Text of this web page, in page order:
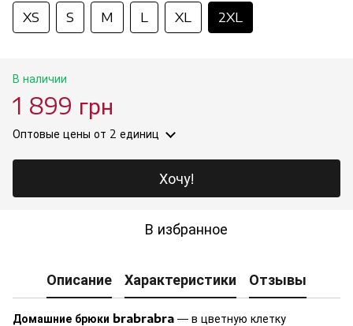
XS S M L XL 2XL
В наличии
1 899 грн
Оптовые цены от 2 единиц
Хочу!
В избранное
Описание Характеристики Отзывы
Домашние брюки brabrabra — в цветную клетку